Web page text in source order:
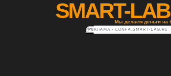
SMART-LAB
Мы делаем деньги на
РЕКЛАМА • CONFA.SMART-LAB.RU